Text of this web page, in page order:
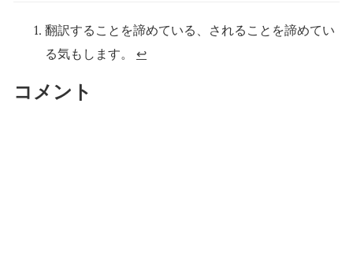
翻訳することを諦めている、されることを諦めてい
る気もします。 ↩
コメント